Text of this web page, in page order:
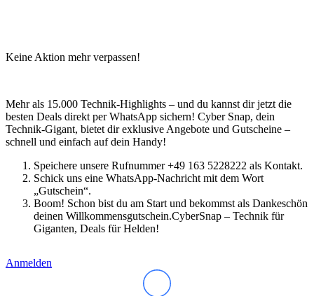
Keine Aktion mehr verpassen!
Mehr als 15.000 Technik-Highlights – und du kannst dir jetzt die
besten Deals direkt per WhatsApp sichern! Cyber Snap, dein
Technik-Gigant, bietet dir exklusive Angebote und Gutscheine –
schnell und einfach auf dein Handy!
Speichere unsere Rufnummer +49 163 5228222 als Kontakt.
Schick uns eine WhatsApp-Nachricht mit dem Wort
„Gutschein“.
Boom! Schon bist du am Start und bekommst als Dankeschön
deinen Willkommensgutschein.CyberSnap – Technik für
Giganten, Deals für Helden!
Anmelden